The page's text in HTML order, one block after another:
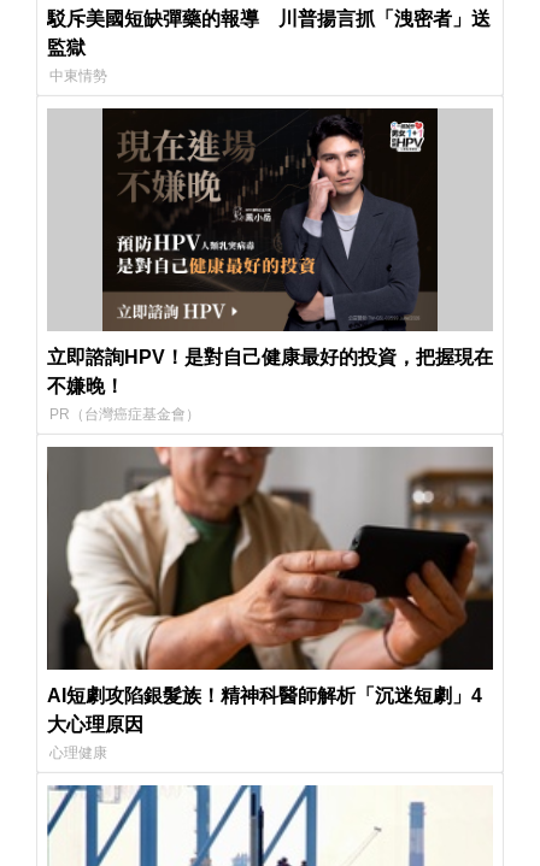
駁斥美國短缺彈藥的報導 川普揚言抓「洩密者」送
監獄
中東情勢
立即諮詢HPV！是對自己健康最好的投資，把握現在
不嫌晚！
PR（台灣癌症基金會）
AI短劇攻陷銀髮族！精神科醫師解析「沉迷短劇」4
大心理原因
心理健康